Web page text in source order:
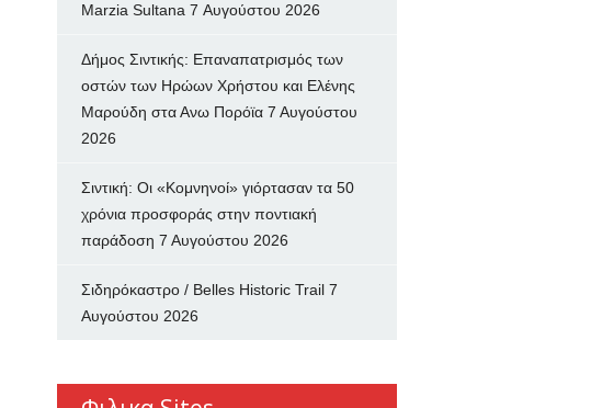
Marzia Sultana 7 Αυγούστου 2026
Δήμος Σιντικής: Επαναπατρισμός των
oστών των Ηρώων Χρήστου και Ελένης
Μαρούδη στα Ανω Πορόϊα 7 Αυγούστου
2026
Σιντική: Οι «Κομνηνοί» γιόρτασαν τα 50
χρόνια προσφοράς στην ποντιακή
παράδοση 7 Αυγούστου 2026
Σιδηρόκαστρο / Belles Historic Trail 7
Αυγούστου 2026